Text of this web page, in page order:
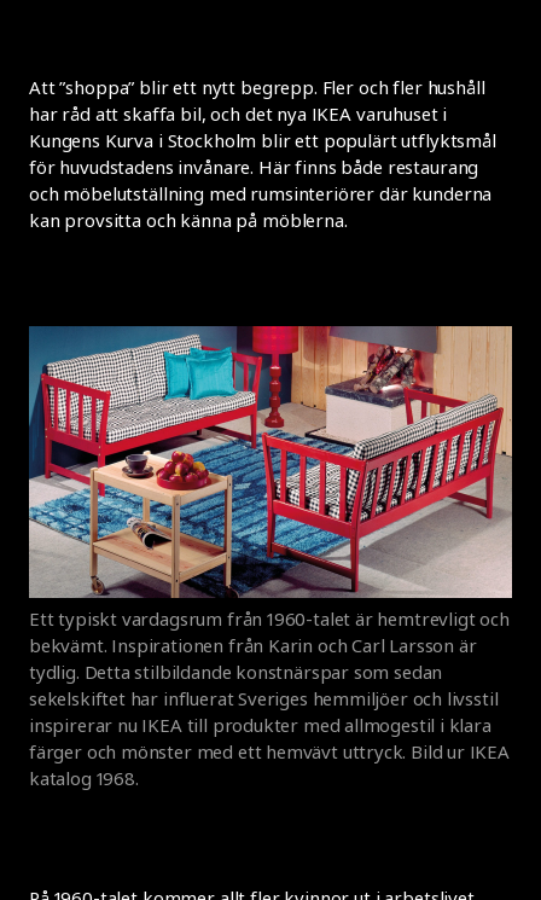
Att ”shoppa” blir ett nytt begrepp. Fler och fler hushåll
har råd att skaffa bil, och det nya IKEA varuhuset i
Kungens Kurva i Stockholm blir ett populärt utflyktsmål
för huvudstadens invånare. Här finns både restaurang
och möbelutställning med rumsinteriörer där kunderna
kan provsitta och känna på möblerna.
Ett typiskt vardagsrum från 1960-talet är hemtrevligt och
bekvämt. Inspirationen från Karin och Carl Larsson är
tydlig. Detta stilbildande konstnärspar som sedan
sekelskiftet har influerat Sveriges hemmiljöer och livsstil
inspirerar nu IKEA till produkter med allmogestil i klara
färger och mönster med ett hemvävt uttryck. Bild ur IKEA
katalog 1968.